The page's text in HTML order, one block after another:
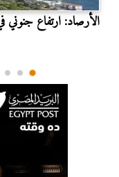
الأرصاد: ارتفاع جنوني في